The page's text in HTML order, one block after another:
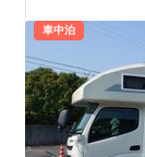
車中泊